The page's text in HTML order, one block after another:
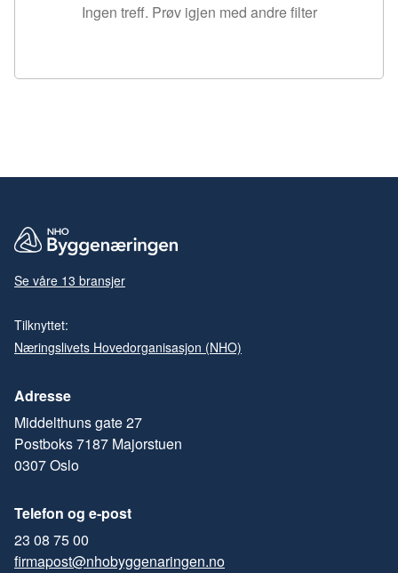
Ingen treff. Prøv igjen med andre filter
Se våre 13 bransjer
Tilknyttet:
Næringslivets Hovedorganisasjon (NHO)
Adresse
Middelthuns gate 27
Postboks 7187 Majorstuen
0307 Oslo
Telefon og e-post
23 08 75 00
firmapost@nhobyggenaringen.no